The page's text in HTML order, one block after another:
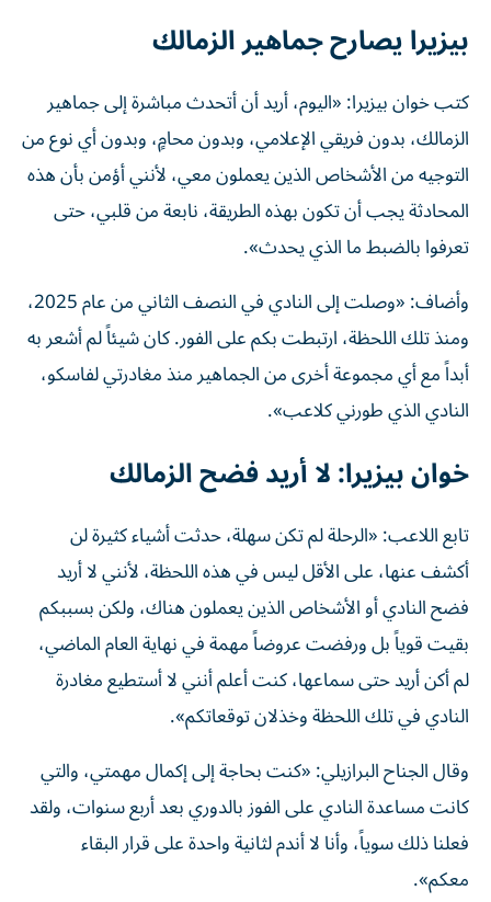
بيزيرا يصارح جماهير الزمالك
كتب خوان بيزيرا: «اليوم، أريد أن أتحدث مباشرة إلى جماهير
الزمالك، بدون فريقي الإعلامي، وبدون محامٍ، وبدون أي نوع من
التوجيه من الأشخاص الذين يعملون معي، لأنني أؤمن بأن هذه
المحادثة يجب أن تكون بهذه الطريقة، نابعة من قلبي، حتى
تعرفوا بالضبط ما الذي يحدث».
وأضاف: «وصلت إلى النادي في النصف الثاني من عام 2025،
ومنذ تلك اللحظة، ارتبطت بكم على الفور. كان شيئاً لم أشعر به
أبداً مع أي مجموعة أخرى من الجماهير منذ مغادرتي لفاسكو،
النادي الذي طورني كلاعب».
خوان بيزيرا: لا أريد فضح الزمالك
تابع اللاعب: «الرحلة لم تكن سهلة، حدثت أشياء كثيرة لن
أكشف عنها، على الأقل ليس في هذه اللحظة، لأنني لا أريد
فضح النادي أو الأشخاص الذين يعملون هناك، ولكن بسببكم
بقيت قوياً بل ورفضت عروضاً مهمة في نهاية العام الماضي،
لم أكن أريد حتى سماعها، كنت أعلم أنني لا أستطيع مغادرة
النادي في تلك اللحظة وخذلان توقعاتكم».
وقال الجناح البرازيلي: «كنت بحاجة إلى إكمال مهمتي، والتي
كانت مساعدة النادي على الفوز بالدوري بعد أربع سنوات، ولقد
فعلنا ذلك سوياً، وأنا لا أندم لثانية واحدة على قرار البقاء
معكم».